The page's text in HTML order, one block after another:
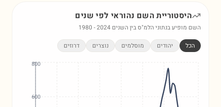
היסטוריית השם נהוראי לפי שנים
השם מופיע בנתוני הלמ"ס בין השנים 1980 -2024
הכל יהודים מוסלמים נוצרים דרוזים
600
800